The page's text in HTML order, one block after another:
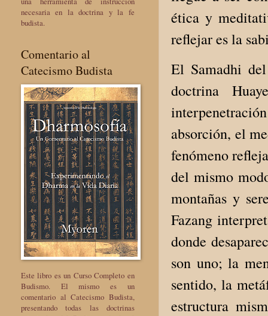
ética y
reflejar es la
El Samadhi
doctrina
absorción, el
fenómeno
del mismo
montañas y
Fazang
donde
son uno; la
sentido, la
estructura
necesaria en la doctrina y la fe
budista.
Comentario al
Catecismo Budista
Este libro es un Curso Completo en
Budismo. El mismo es un
comentario al Catecismo Budista,
presentando todas las doctrinas